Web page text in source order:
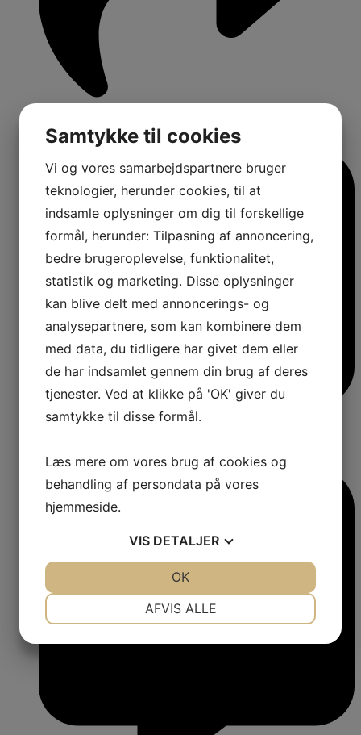
Comments:
Samtykke til cookies
Vi og vores samarbejdspartnere bruger
teknologier, herunder cookies, til at
indsamle oplysninger om dig til forskellige
formål, herunder: Tilpasning af annoncering,
bedre brugeroplevelse, funktionalitet,
statistik og marketing. Disse oplysninger
kan blive delt med annoncerings- og
analysepartnere, som kan kombinere dem
med data, du tidligere har givet dem eller
de har indsamlet gennem din brug af deres
tjenester. Ved at klikke på 'OK' giver du
samtykke til disse formål.
Læs mere om vores brug af cookies og
behandling af persondata på vores
hjemmeside.
VIS DETALJER
AFVIS ALLE
OK